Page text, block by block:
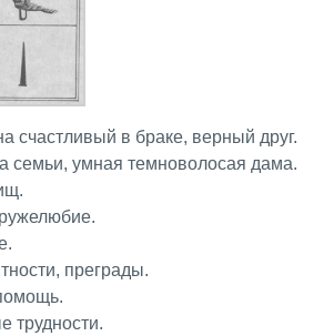
счастливый в браке, верный друг.
семьи, умная темноволосая дама.
преграды.